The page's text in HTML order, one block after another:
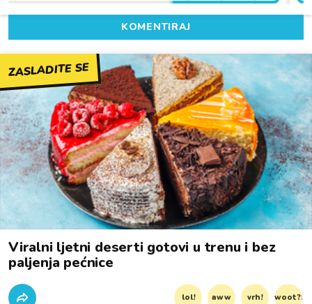
KOMENTIRAJ
ZASLADITE SE
Viralni ljetni deserti gotovi u trenu i bez
paljenja pećnice
lol! aww vrh! woot?!